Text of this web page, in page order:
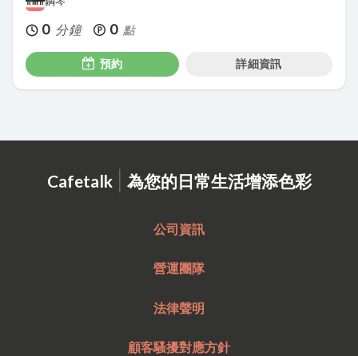
0 分鐘 0 點
預約 詳細資訊
Cafetalk | 為您的日常生活增添色彩
公司資訊
營運團隊
法律聲明
顧客騷擾對應方針